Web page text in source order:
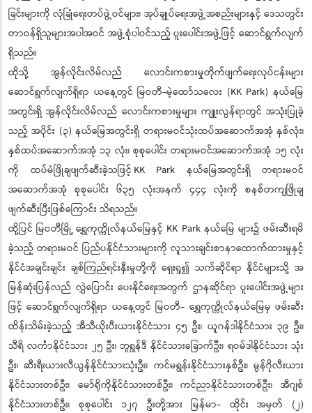
ခြင်းများကို လုံခြုံရေးတပ်ဖွဲ့ဝင်များ၊ အုပ်ချုပ်ရေးအဖွဲ့အစည်းများနှင့် ဒေသတွင်း
တာဝန်ရှိသူများအပါအဝင် အဖွဲ့စုံပါဝင်သည့် ပူးပေါင်းအဖွဲ့ဖြင့် ဆောင်ရွက်လျက်
ရှိသည်။
ထိုသို့ အွန်လိုင်းလိမ်လည် လောင်းကစားမှုတိုက်ဖျက်ရေးလုပ်ငန်းများ
ဆောင်ရွက်လျက်ရှိရာ ယနေ့တွင် မြဝတီ-မဲ့ထော်သလေး (KK Park) နယ်မြေ
အတွင်းရှိ အွန်လိုင်းလိမ်လည် လောင်းကစားမှုများ ကျူးလွန်ရာတွင် အသုံးပြုခဲ့
သည့် အပိုင်း (၃) နယ်မြေအတွင်းရှိ တရားမဝင်သုံးထပ်အဆောက်အအုံ နှစ်လုံး၊
နှစ်ထပ်အဆောက်အအုံ ၁၃ လုံး၊ စုစုပေါင်း တရားမဝင်အဆောက်အအုံ ၁၅ လုံး
ကို ထပ်မံဖြိုချဖျက်ဆီးခဲ့သဖြင့် KK Park နယ်မြေအတွင်းရှိ တရားမဝင်
အဆောက်အအုံ စုစုပေါင်း ၆၃၅ လုံးအနက် ၄၄၄ လုံးကို စနစ်တကျဖြိုချ
ဖျက်ဆီးပြီးဖြစ်ကြောင်း သိရသည်။
ထို့ပြင် မြဝတီမြို့ ရွှေကုက္ကိုလ်နယ်မြေနှင့် KK Park နယ်မြေ များ၌ ဖမ်းဆီးရမိ
ခဲ့သည့် တရားမဝင် ပြည်ပနိုင်ငံသားများကို လူသားချင်းစာနာထောက်ထားမှုနှင့်
နိုင်ငံအချင်းချင်း ချစ်ကြည်ရင်းနှီးမှုတို့ကို ရှေးရှု၍ သက်ဆိုင်ရာ နိုင်ငံများသို့ အ
မြန်ဆုံးပြန်လည် လွှဲပြောင်း ပေးနိုင်ရေးအတွက် ဌာနဆိုင်ရာ ပူးပေါင်းအဖွဲ့များ
ဖြင့် ဆောင်ရွက်လျက်ရှိရာ ယနေ့တွင် မြဝတီ- ရွှေကုက္ကိုလ်နယ်မြေမှ ဖမ်းဆီး
ထိန်းသိမ်းခဲ့သည့် အီသီယိုးပီးယားနိုင်ငံသား ၄၅ ဦး၊ ယူဂန်ဒါနိုင်ငံသား ၃၉ ဦး၊
သီရိ လင်္ကာနိုင်ငံသား ၂၅ ဦး၊ ဘူရွန်ဒီ နိုင်ငံသားခြောက်ဦး၊ ရဝမ်ဒါနိုင်ငံသား သုံး
ဦး၊ ဆီးရီးယားလီယွန်နိုင်ငံသားသုံးဦး၊ ကင်မရွန်းနိုင်ငံသားနှစ်ဦး၊ မွန်ဂိုလီးယား
နိုင်ငံသားတစ်ဦး၊ မော်ရိုကိုနိုင်ငံသားတစ်ဦး၊ ကင်ညာနိုင်ငံသားတစ်ဦး၊ အီဂျစ်
နိုင်ငံသားတစ်ဦး၊ စုစုပေါင်း ၁၂၇ ဦးတို့အား မြန်မာ- ထိုင်း အမှတ် (၂)